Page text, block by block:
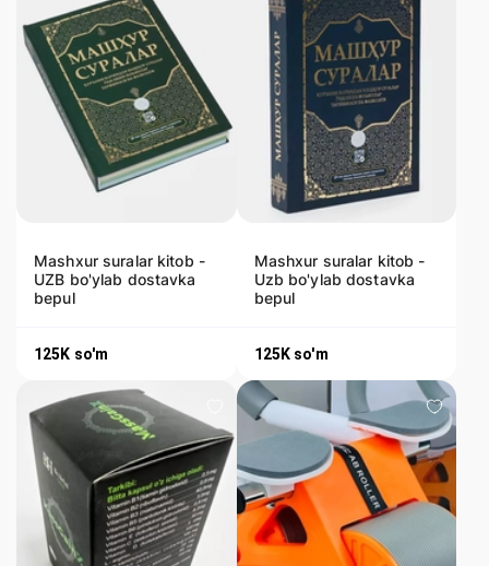
Mashxur suralar kitob -
UZB bo'ylab dostavka
bepul
125K so'm
Mashxur suralar kitob -
Uzb bo'ylab dostavka
bepul
125K so'm